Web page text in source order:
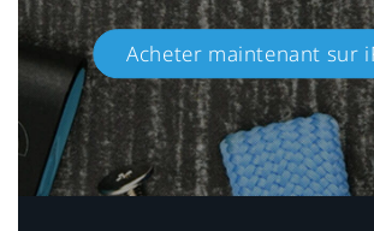
Acheter maintenant sur